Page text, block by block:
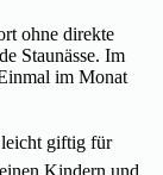
ohne direkte
Staunässe. Im
im Monat
giftig für
Kindern und